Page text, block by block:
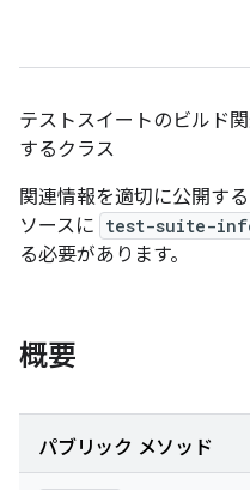
テストスイートのビルド
するクラス
関連情報を適切に公開す
ソースに test-suite-
る必要があります。
概要
パブリック メソッド